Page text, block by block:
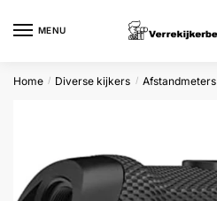
MENU
Home / Diverse kijkers / Afstandmeters